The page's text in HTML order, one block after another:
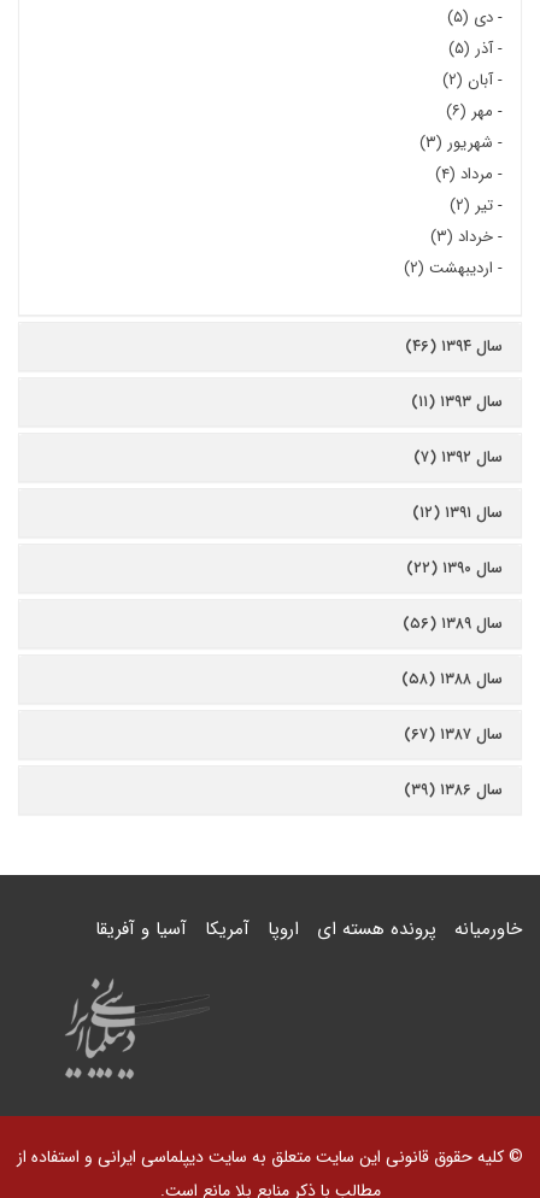
-دی (۵)
-آذر (۵)
-آبان (۲)
- مهر (۶)
- شهریور (۳)
- مرداد (۴)
-تیر (۲)
-خرداد (۳)
- اردیبهشت (۲)
سال ۱۳۹۴ (۴۶)
سال ۱۳۹۳ (۱۱)
سال ۱۳۹۲ (۷)
سال ۱۳۹۱ (۱۲)
سال ۱۳۹۰ (۲۲)
سال ۱۳۸۹ (۵۶)
سال ۱۳۸۸ (۵۸)
سال ۱۳۸۷ (۶۷)
سال ۱۳۸۶ (۳۹)
خاورمیانه پرونده هسته ای اروپا آمریکا آسیا و آفریقا
© کلیه حقوق قانونی این سایت متعلق به سایت دیپلماسی ایرانی و استفاده از
مطالب با ذکر منابع بلا مانع است.